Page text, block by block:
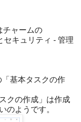
チャームの
セキュリティ - 管理
基本タスクの作
クの作成」は作成
のようです。